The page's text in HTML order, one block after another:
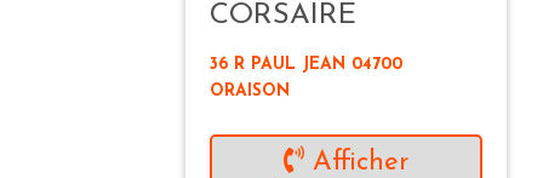
CORSAIRE
36 R PAUL JEAN 04700
ORAISON
Afficher